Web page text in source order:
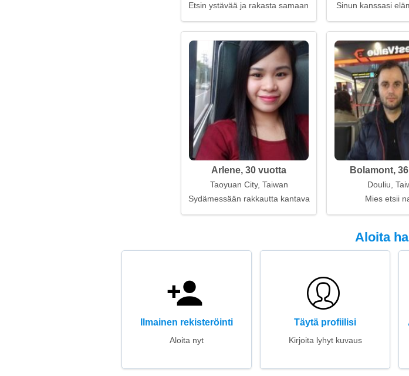
Etsin ystävää ja rakasta samaan aikaan
Sinun kanssasi
Arlene, 30 vuotta
Taoyuan City, Taiwan
Sydämessään rakkautta kantava nainen pyrkii
Bolamont,
Douliu,
Mies etsii
Aloita
Ilmainen rekisteröinti
Aloita nyt
Täytä profiilisi
Kirjoita lyhyt kuvaus